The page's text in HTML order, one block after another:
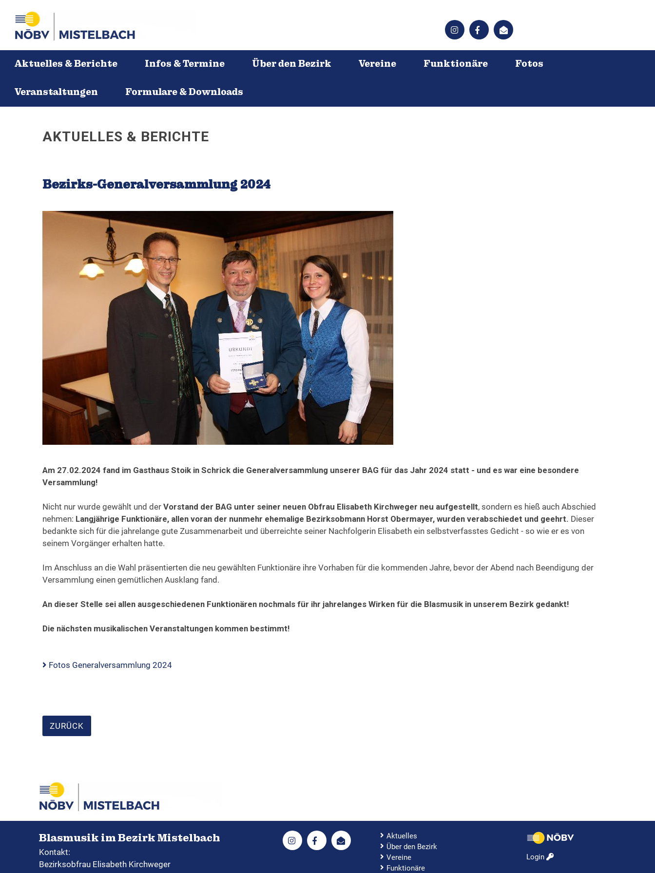
Aktuelles & Berichte Infos & Termine Über den Bezirk Vereine Funktionäre Fotos
Veranstaltungen Formulare & Downloads
AKTUELLES & BERICHTE
Bezirks-Generalversammlung 2024
Am 27.02.2024 fand im Gasthaus Stoik in Schrick die Generalversammlung unserer BAG für das Jahr 2024 statt - und es war eine besondere
Versammlung!
Nicht nur wurde gewählt und der Vorstand der BAG unter seiner neuen Obfrau Elisabeth Kirchweger neu aufgestellt, sondern es hieß auch Abschied
nehmen: Langjährige Funktionäre, allen voran der nunmehr ehemalige Bezirksobmann Horst Obermayer, wurden verabschiedet und geehrt. Dieser
bedankte sich für die jahrelange gute Zusammenarbeit und überreichte seiner Nachfolgerin Elisabeth ein selbstverfasstes Gedicht - so wie er es von
seinem Vorgänger erhalten hatte.
Im Anschluss an die Wahl präsentierten die neu gewählten Funktionäre ihre Vorhaben für die kommenden Jahre, bevor der Abend nach Beendigung der
Versammlung einen gemütlichen Ausklang fand.
An dieser Stelle sei allen ausgeschiedenen Funktionären nochmals für ihr jahrelanges Wirken für die Blasmusik in unserem Bezirk gedankt!
Die nächsten musikalischen Veranstaltungen kommen bestimmt!
Fotos Generalversammlung 2024
ZURÜCK
Blasmusik im Bezirk Mistelbach
Kontakt:
Bezirksobfrau Elisabeth Kirchweger
Aktuelles
Über den Bezirk
Vereine
Funktionäre
Login